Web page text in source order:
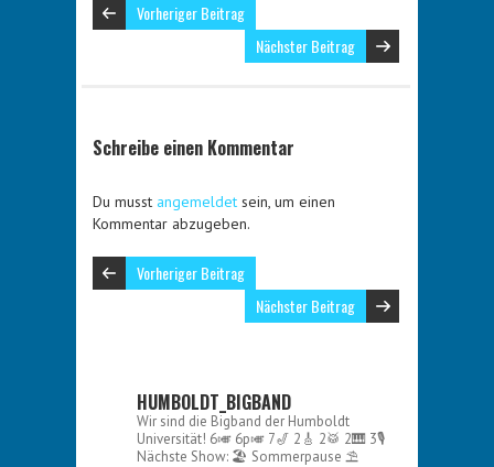
Vorheriger Beitrag
Nächster Beitrag
Schreibe einen Kommentar
Du musst angemeldet sein, um einen
Kommentar abzugeben.
Vorheriger Beitrag
Nächster Beitrag
HUMBOLDT_BIGBAND
Wir sind die Bigband der Humboldt
Universität! 6🎺 6p🎺 7🎷 2🎸 2🥁 2🎹 3🎙️
Nächste Show: 🏖️ Sommerpause ⛱️